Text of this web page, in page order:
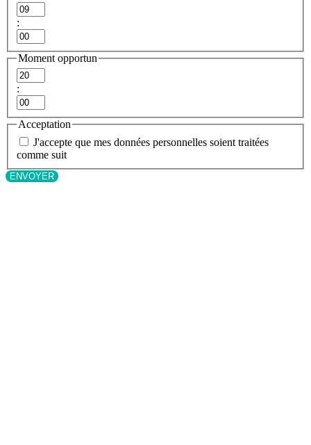
Heures
:
Minutes
Moment opportun
Heures
:
Minutes
Acceptation
J'accepte que mes données personnelles soient traitées
comme suit